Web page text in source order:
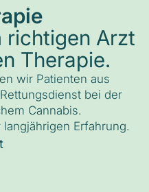
Arzt
Therapie.
wir Patienten aus
bei der
Cannabis.
Erfahrung.